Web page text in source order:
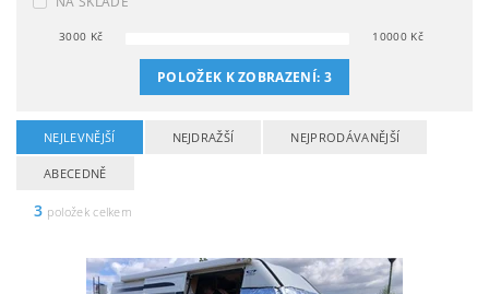
3000 Kč 10000Kč
POLOŽEK K ZOBRAZENÍ: 3
NEJLEVNĚJŠÍ NEJDRAŽŠÍ NEJPRODÁVANĚJŠÍ
ABECEDNĚ
3 položek celkem